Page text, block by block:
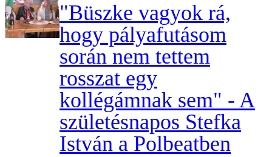
"Büszke vagyok rá,
hogy pályafutásom
során nem tettem
rosszat egy
kollégámnak sem" - A
születésnapos Stefka
István a Polbeatben